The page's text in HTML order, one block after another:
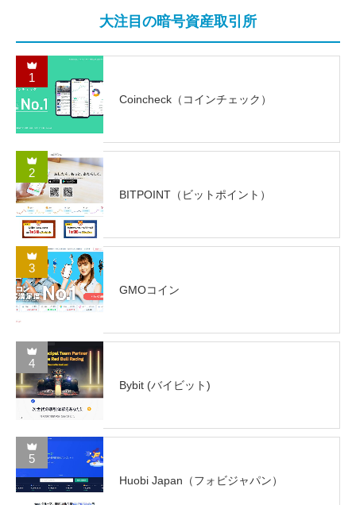
大注目の暗号資産取引所
1
Coincheck（コインチェック）
2
BITPOINT（ビットポイント）
3
GMOコイン
4
Bybit (バイビット)
5
Huobi Japan（フォビジャパン）